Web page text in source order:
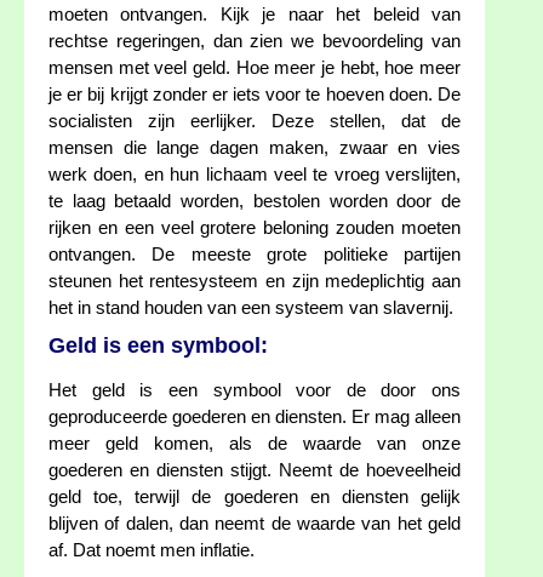
moeten ontvangen. Kijk je naar het beleid van
rechtse regeringen, dan zien we bevoordeling van
mensen met veel geld. Hoe meer je hebt, hoe meer
je er bij krijgt zonder er iets voor te hoeven doen. De
socialisten zijn eerlijker. Deze stellen, dat de
mensen die lange dagen maken, zwaar en vies
werk doen, en hun lichaam veel te vroeg verslijten,
te laag betaald worden, bestolen worden door de
rijken en een veel grotere beloning zouden moeten
ontvangen. De meeste grote politieke partijen
steunen het rentesysteem en zijn medeplichtig aan
het in stand houden van een systeem van slavernij.
Geld is een symbool:
Het geld is een symbool voor de door ons
geproduceerde goederen en diensten. Er mag alleen
meer geld komen, als de waarde van onze
goederen en diensten stijgt. Neemt de hoeveelheid
geld toe, terwijl de goederen en diensten gelijk
blijven of dalen, dan neemt de waarde van het geld
af. Dat noemt men inflatie.